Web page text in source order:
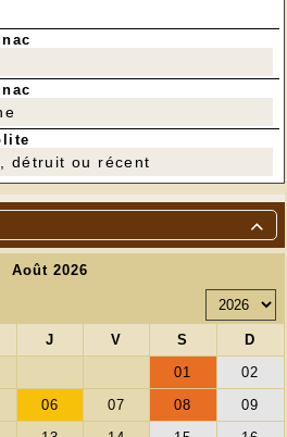

détruit ou récent